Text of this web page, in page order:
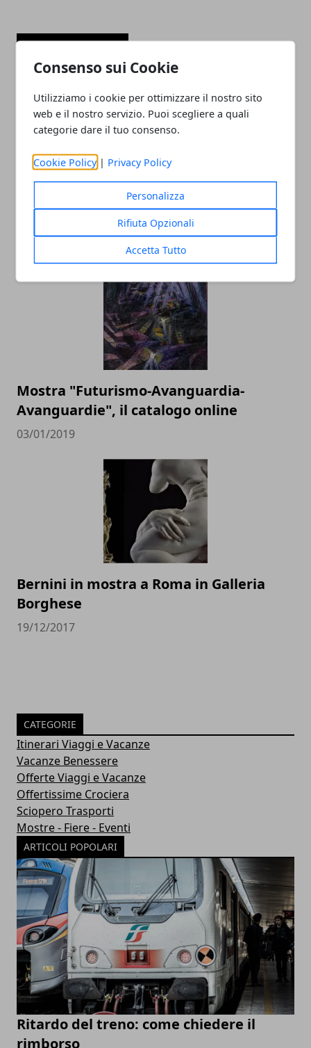
Consenso sui Cookie
Utilizziamo i cookie per ottimizzare il nostro sito
web e il nostro servizio. Puoi scegliere a quali
categorie dare il tuo consenso.
Cookie Policy | Privacy Policy
Personalizza
Rifiuta Opzionali
Accetta Tutto
ARTICOLI CORRELATI
Barcone sul Tevere a Roma: come
organizzare una festa innovativa
03/05/2019
Mostra "Futurismo-Avanguardia-
Avanguardie", il catalogo online
03/01/2019
Bernini in mostra a Roma in Galleria
Borghese
19/12/2017
CATEGORIE
Itinerari Viaggi e Vacanze
Vacanze Benessere
Offerte Viaggi e Vacanze
Offertissime Crociera
Sciopero Trasporti
Mostre - Fiere - Eventi
ARTICOLI POPOLARI
Ritardo del treno: come chiedere il
rimborso